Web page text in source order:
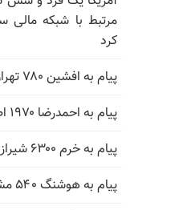
مرتبط با شبکه مالی
کرد
پیام به افشین ۷۸۰ تهران
پیام به احمدرضا ۱۹۷۰ اصفهان
پیام به خرم ۶۳۰۰ شیراز
پیام به هوشنگ ۵۴۰ مشهد